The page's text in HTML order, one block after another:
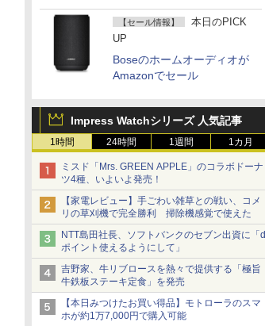
【セール情報】
本日のPICK
UP
Boseのホームオーディオが
Amazonでセール
Impress Watchシリーズ 人気記事
1時間 24時間 1週間 1カ月
ミスド「Mrs. GREEN APPLE」のコラボドーナ
ツ4種、いよいよ発売！
【家電レビュー】手ごわい雑草との戦い、コメ
リの草刈機で完全勝利 掃除機感覚で使えた
NTT島田社長、ソフトバンクのセブン出資に「d
ポイント使えるようにして」
吉野家、牛リブロースを熱々で提供する「極旨
牛鉄板ステーキ定食」を発売
【本日みつけたお買い得品】モトローラのスマ
ホが約1万7,000円で購入可能